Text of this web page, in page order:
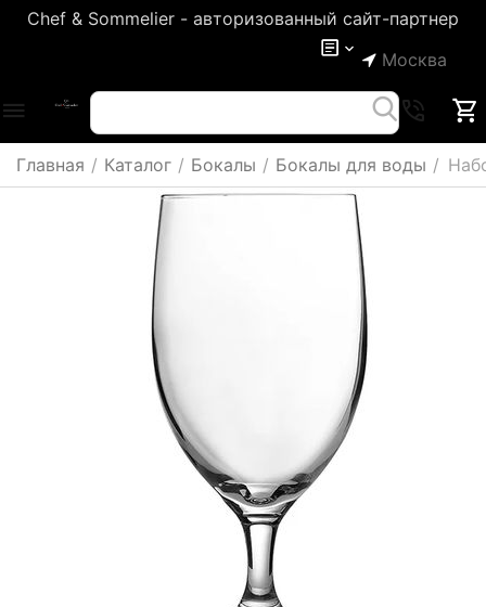
Chef & Sommelier - авторизованный сайт-партнер
Москва
Главная / Каталог / Бокалы / Бокалы для воды /